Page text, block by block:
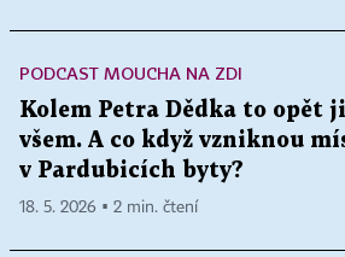
PODCAST MOUCHA NA ZDI
Kolem Petra Dědka to opět
všem. A co když vzniknou
v Pardubicích byty?
18. 5. 2026 ▪ 2 min. čtení